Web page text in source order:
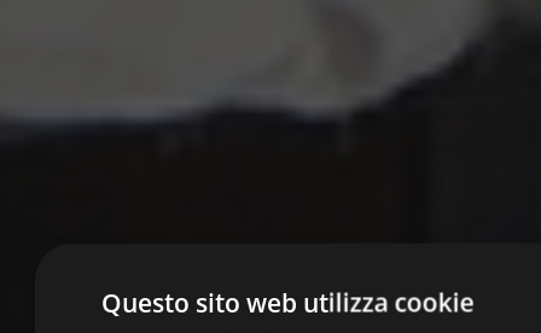
Questo sito web utilizza cookie